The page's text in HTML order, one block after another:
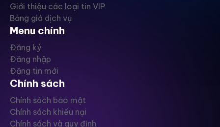
Giới thiệu các loại tin VIP
Bảng giá dịch vụ
Menu chính
Đăng ký
Đăng nhập
Đăng tin mới
Chính sách
Chính sách bảo mật
Chính sách khiếu nại
Chính sách và quy định